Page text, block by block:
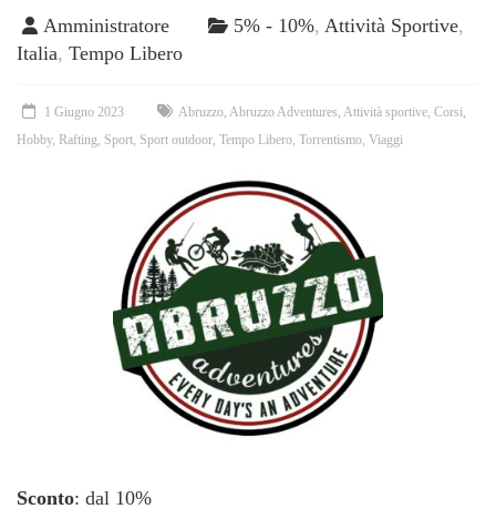
Amministratore 5% - 10%, Attività Sportive,
Italia, Tempo Libero
1 Giugno 2023 Abruzzo, Abruzzo Adventures, Attività sportive, Corsi,
Hobby, Rafting, Sport, Sport outdoor, Tempo Libero, Torrentismo, Viaggi
Sconto: dal 10%